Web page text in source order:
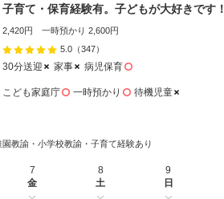
子育て・保育経験有。子どもが大好きです！
2,420円 一時預かり 2,600円
5.0 （347）
30分送迎 家事 病児保育
こども家庭庁 一時預かり 待機児童
園教諭・小学校教諭・子育て経験あり
7
金
8
土
9
日